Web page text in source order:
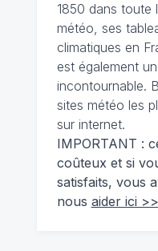
1850 dans toute
météo, ses
climatiques en
est également
incontournable.
sites météo les
sur internet.
IMPORTANT :
coûteux et si
satisfaits, vous
nous aider ici